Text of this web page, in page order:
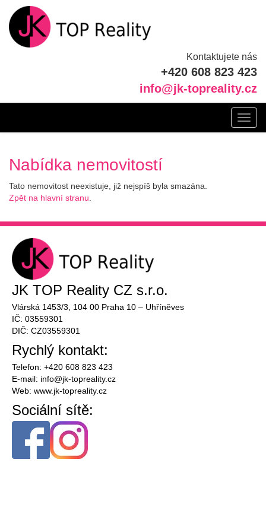
Kontaktujete nás
+420 608 823 423
info@jk-topreality.cz
Nabídka nemovitostí
Tato nemovitost neexistuje, již nejspíš byla smazána.
Zpět na hlavní stranu
JK TOP Reality CZ s.r.o.
Vlárská 1453/3, 104 00 Praha 10 – Uhříněves
IČ: 03559301
DIČ: CZ03559301
Rychlý kontakt:
Telefon: +420 608 823 423
E-mail: info@jk-topreality.cz
Web: www.jk-topreality.cz
Sociální sítě: